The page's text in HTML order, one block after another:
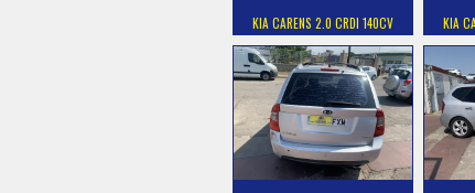
KIA CARENS 2.0 CRDI 140CV KIA